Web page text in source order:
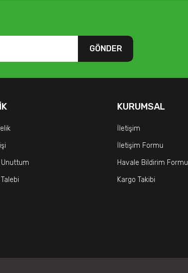
GÖNDER
KURUMSAL
İletişim
İletişim Formu
Havale Bildirim Formu
Kargo Takibi